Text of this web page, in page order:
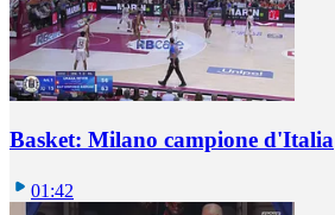
Basket: Milano campione d'Italia
01:42